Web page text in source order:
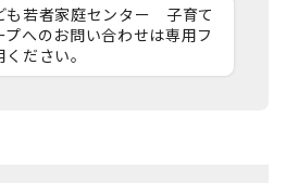
若者家庭センター 子育て
プへのお問い合わせは専用フ
ださい。